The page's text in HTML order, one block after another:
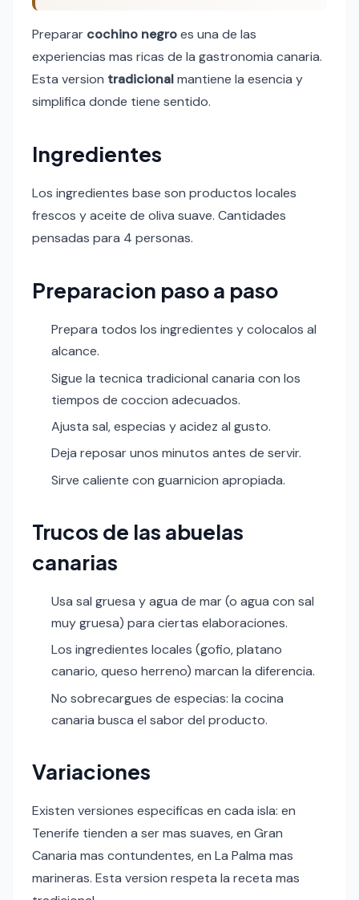
Preparar cochino negroes una de las
experiencias mas ricas de la gastronomia canaria.
Esta version tradicionalmantiene la esencia y
simplifica donde tiene sentido.
Ingredientes
Los ingredientes base son productos locales
frescos y aceite de oliva suave. Cantidades
pensadas para 4 personas.
Preparacion paso a paso
Prepara todos los ingredientes y colocalos al
alcance.
Sigue la tecnica tradicional canaria con los
tiempos de coccion adecuados.
Ajusta sal, especias y acidez al gusto.
Deja reposar unos minutos antes de servir.
Sirve caliente con guarnicion apropiada.
Trucos de las abuelas
canarias
Usa sal gruesa y agua de mar (o agua con sal
muy gruesa) para ciertas elaboraciones.
Los ingredientes locales (gofio, platano
canario, queso herreno) marcan la diferencia.
No sobrecargues de especias: la cocina
canaria busca el sabor del producto.
Variaciones
Existen versiones especificas en cada isla: en
Tenerife tienden a ser mas suaves, en Gran
Canaria mas contundentes, en La Palma mas
marineras. Esta version respeta la receta mas